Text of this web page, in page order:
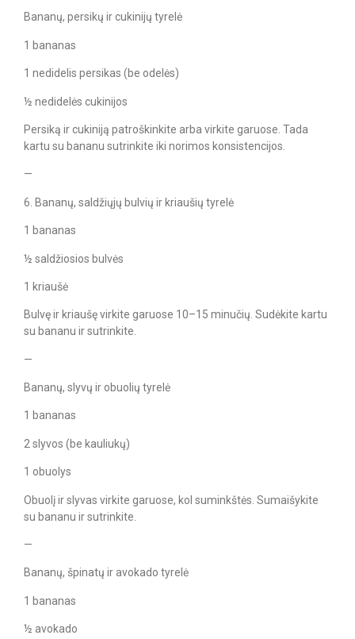
Bananų, persikų ir cukinijų tyrelė
1 bananas
1 nedidelis persikas (be odelės)
½ nedidelės cukinijos
Persiką ir cukiniją patroškinkite arba virkite garuose. Tada
kartu su bananu sutrinkite iki norimos konsistencijos.
—
6. Bananų, saldžiųjų bulvių ir kriaušių tyrelė
1 bananas
½ saldžiosios bulvės
1 kriaušė
Bulvę ir kriaušę virkite garuose 10–15 minučių. Sudėkite kartu
su bananu ir sutrinkite.
—
Bananų, slyvų ir obuolių tyrelė
1 bananas
2 slyvos (be kauliukų)
1 obuolys
Obuolį ir slyvas virkite garuose, kol suminkštės. Sumaišykite
su bananu ir sutrinkite.
—
Bananų, špinatų ir avokado tyrelė
1 bananas
½ avokado